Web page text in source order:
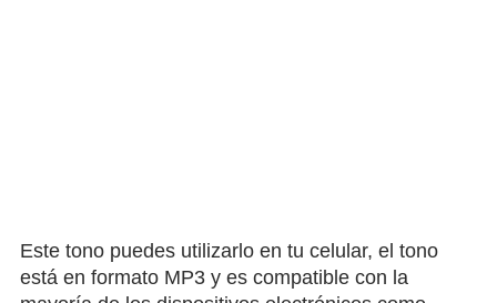
Este tono puedes utilizarlo en tu celular, el tono
está en formato MP3 y es compatible con la